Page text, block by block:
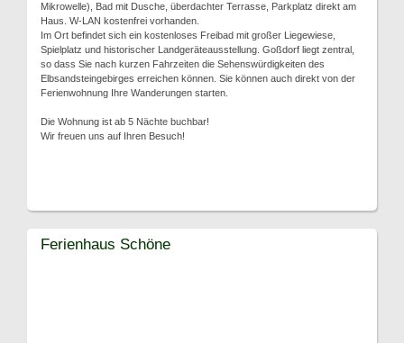
Mikrowelle), Bad mit Dusche, überdachter Terrasse, Parkplatz direkt am
Haus. W-LAN kostenfrei vorhanden.
Im Ort befindet sich ein kostenloses Freibad mit großer Liegewiese,
Spielplatz und historischer Landgeräteausstellung. Goßdorf liegt zentral,
so dass Sie nach kurzen Fahrzeiten die Sehenswürdigkeiten des
Elbsandsteingebirges erreichen können. Sie können auch direkt von der
Ferienwohnung Ihre Wanderungen starten.
Die Wohnung ist ab 5 Nächte buchbar!
Wir freuen uns auf Ihren Besuch!
Ferienhaus Schöne